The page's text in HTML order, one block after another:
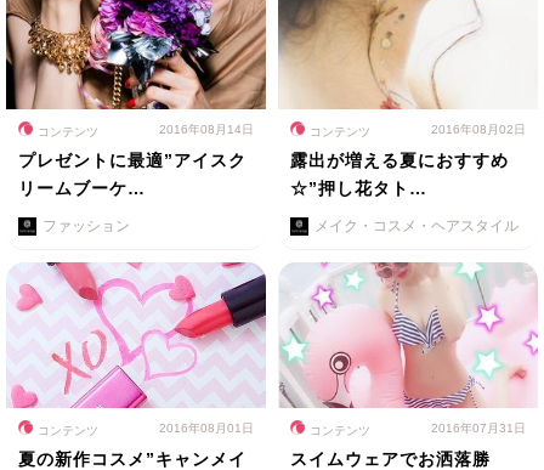
コンテンツ 2016年08月14日
プレゼントに最適”アイスク
リームブーケ…
ファッション
コンテンツ 2016年08月02日
露出が増える夏におすすめ
☆”押し花タト…
メイク・コスメ・ヘアスタイル
コンテンツ 2016年08月01日
夏の新作コスメ”キャンメイ
コンテンツ 2016年07月31日
スイムウェアでお洒落勝